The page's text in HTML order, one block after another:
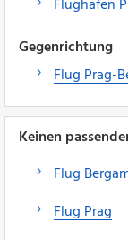
Flughafen
Gegenrichtung
Flug Prag-
Keinen
Flug
Flug Prag